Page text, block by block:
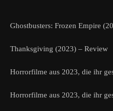
Ghostbusters: Frozen Empire
Thanksgiving (2023) – Review
Horrorfilme aus 2023, die ihr
Horrorfilme aus 2023, die ihr